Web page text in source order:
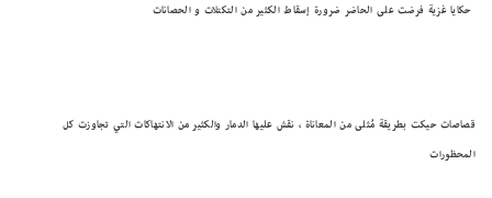
حكايا غزية فرضت على الحاضر ضرورة إسقاط الكثير من التكتلات و الحصانات
قصاصات حيكت بطريقة مُثلى من المعاناة ، نقش عليها الدمار والكثير من الانتهاكات التي تجاوزت كل
المحظورات